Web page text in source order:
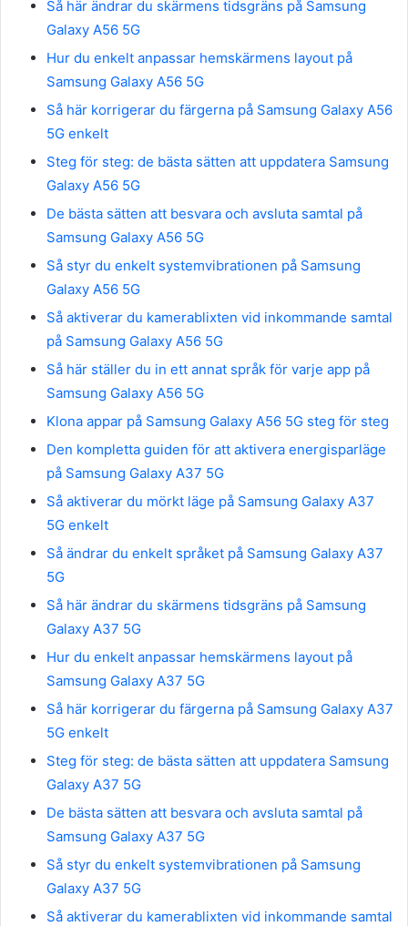
Så här ändrar du skärmens tidsgräns på Samsung
Galaxy A56 5G
Hur du enkelt anpassar hemskärmens layout på
Samsung Galaxy A56 5G
Så här korrigerar du färgerna på Samsung Galaxy A56
5G enkelt
Steg för steg: de bästa sätten att uppdatera Samsung
Galaxy A56 5G
De bästa sätten att besvara och avsluta samtal på
Samsung Galaxy A56 5G
Så styr du enkelt systemvibrationen på Samsung
Galaxy A56 5G
Så aktiverar du kamerablixten vid inkommande samtal
på Samsung Galaxy A56 5G
Så här ställer du in ett annat språk för varje app på
Samsung Galaxy A56 5G
Klona appar på Samsung Galaxy A56 5G steg för steg
Den kompletta guiden för att aktivera energisparläge
på Samsung Galaxy A37 5G
Så aktiverar du mörkt läge på Samsung Galaxy A37
5G enkelt
Så ändrar du enkelt språket på Samsung Galaxy A37
5G
Så här ändrar du skärmens tidsgräns på Samsung
Galaxy A37 5G
Hur du enkelt anpassar hemskärmens layout på
Samsung Galaxy A37 5G
Så här korrigerar du färgerna på Samsung Galaxy A37
5G enkelt
Steg för steg: de bästa sätten att uppdatera Samsung
Galaxy A37 5G
De bästa sätten att besvara och avsluta samtal på
Samsung Galaxy A37 5G
Så styr du enkelt systemvibrationen på Samsung
Galaxy A37 5G
Så aktiverar du kamerablixten vid inkommande samtal